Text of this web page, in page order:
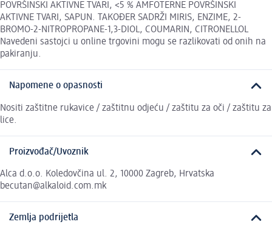
POVRŠINSKI AKTIVNE TVARI, <5 % AMFOTERNE POVRŠINSKI
AKTIVNE TVARI, SAPUN. TAKOĐER SADRŽI MIRIS, ENZIME, 2-
BROMO-2-NITROPROPANE-1,3-DIOL, COUMARIN, CITRONELLOL
Navedeni sastojci u online trgovini mogu se razlikovati od onih na
pakiranju.
Napomene o opasnosti
Nositi zaštitne rukavice / zaštitnu odjeću / zaštitu za oči / zaštitu za
lice.
Proizvođač/Uvoznik
Alca d.o.o. Koledovčina ul. 2, 10000 Zagreb, Hrvatska
becutan@alkaloid.com.mk
Zemlja podrijetla